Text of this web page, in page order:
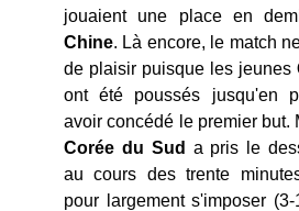
jouaient une place en
Chine. Là encore, le match
de plaisir puisque les jeunes
ont été poussés jusqu'en
avoir concédé le premier but.
Corée du Sud a pris le
au cours des trente
pour largement s'imposer